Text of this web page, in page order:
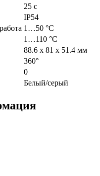
25 с
IP54
1…50 °C
1…110 °C
88.6 x 81 x 51.4 мм
360°
0
Белый/серый